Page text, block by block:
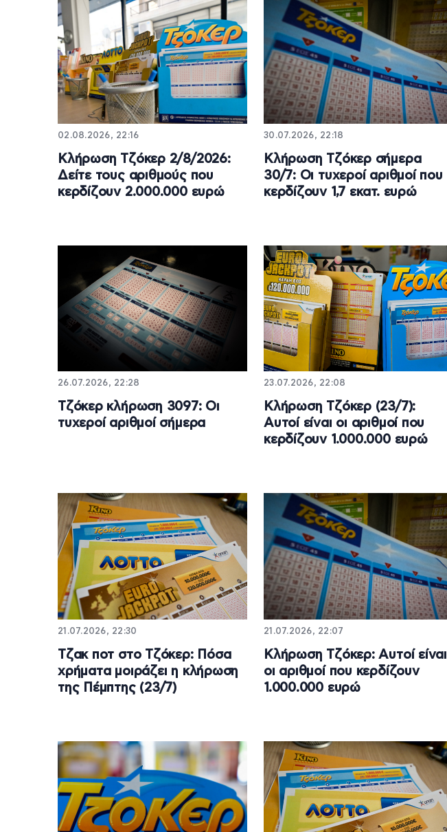
02.08.2026, 22:16
Κλήρωση Τζόκερ 2/8/2026:
Δείτε τους αριθμούς που
κερδίζουν 2.000.000 ευρώ
30.07.2026, 22:18
Κλήρωση Τζόκερ σήμερα
30/7: Οι τυχεροί αριθμοί που
κερδίζουν 1,7 εκατ. ευρώ
26.07.2026, 22:28
Τζόκερ κλήρωση 3097: Οι
τυχεροί αριθμοί σήμερα
23.07.2026, 22:08
Κλήρωση Τζόκερ (23/7):
Αυτοί είναι οι αριθμοί που
κερδίζουν 1.000.000 ευρώ
21.07.2026, 22:30
Τζακ ποτ στο Τζόκερ: Πόσα
χρήματα μοιράζει η κλήρωση
της Πέμπτης (23/7)
21.07.2026, 22:07
Κλήρωση Τζόκερ: Αυτοί είναι
οι αριθμοί που κερδίζουν
1.000.000 ευρώ